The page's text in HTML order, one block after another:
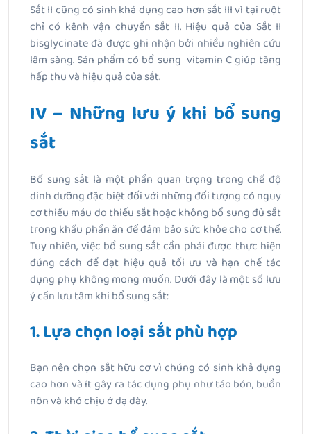
Sắt II cũng có sinh khả dụng cao hơn sắt III vì tại ruột
chỉ có kênh vận chuyển sắt II. Hiệu quả của Sắt II
bisglycinate đã được ghi nhận bởi nhiều nghiên cứu
lâm sàng. Sản phẩm có bổ sung vitamin C giúp tăng
hấp thu và hiệu quả của sắt.
IV – Những lưu ý khi bổ sung
sắt
Bổ sung sắt là một phần quan trọng trong chế độ
dinh dưỡng đặc biệt đối với những đối tượng có nguy
cơ thiếu máu do thiếu sắt hoặc không bổ sung đủ sắt
trong khẩu phần ăn để đảm bảo sức khỏe cho cơ thể.
Tuy nhiên, việc bổ sung sắt cần phải được thực hiện
đúng cách để đạt hiệu quả tối ưu và hạn chế tác
dụng phụ không mong muốn. Dưới đây là một số lưu
ý cần lưu tâm khi bổ sung sắt:
1. Lựa chọn loại sắt phù hợp
Bạn nên chọn sắt hữu cơ vì chúng có sinh khả dụng
cao hơn và ít gây ra tác dụng phụ như táo bón, buồn
nôn và khó chịu ở dạ dày.